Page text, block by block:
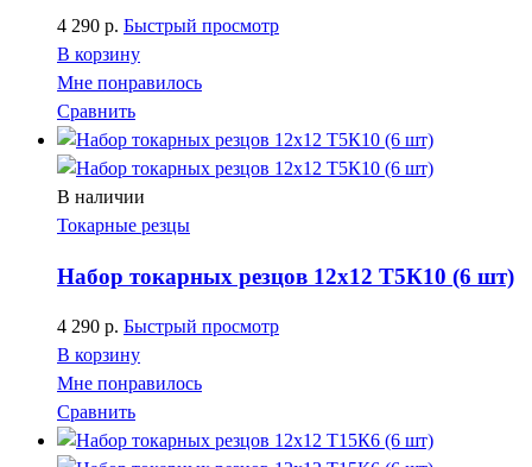
4 290 р. Быстрый просмотр
В корзину
Мне понравилось
Сравнить
В наличии
Токарные резцы
Набор токарных резцов 12х12 Т5К10 (6 шт)
4 290 р. Быстрый просмотр
В корзину
Мне понравилось
Сравнить